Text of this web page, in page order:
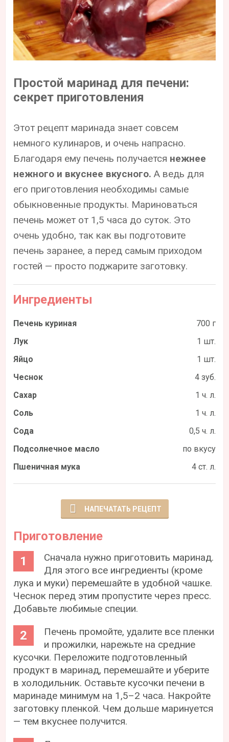
Простой маринад для печени:
секрет приготовления
Этот рецепт маринада знает совсем
немного кулинаров, и очень напрасно.
Благодаря ему печень получается нежнее
нежного и вкуснее вкусного. А ведь для
его приготовления необходимы самые
обыкновенные продукты. Мариноваться
печень может от 1,5 часа до суток. Это
очень удобно, так как вы подготовите
печень заранее, а перед самым приходом
гостей — просто поджарите заготовку.
Ингредиенты
Печень куриная
700 г
Лук
1 шт.
Яйцо
1 шт.
Чеснок
4 зуб.
Сахар
1 ч. л.
Соль
1 ч. л.
Сода
0,5 ч. л.
Подсолнечное масло
по вкусу
Пшеничная мука
4 ст. л.
НАПЕЧАТАТЬ РЕЦЕПТ
Приготовление
Сначала нужно приготовить маринад.
Для этого все ингредиенты (кроме
лука и муки) перемешайте в удобной чашке.
Чеснок перед этим пропустите через пресс.
Добавьте любимые специи.
Печень промойте, удалите все пленки
и прожилки, нарежьте на средние
кусочки. Переложите подготовленный
продукт в маринад, перемешайте и уберите
в холодильник. Оставьте кусочки печени в
маринаде минимум на 1,5–2 часа. Накройте
заготовку пленкой. Чем дольше маринуется
— тем вкуснее получится.